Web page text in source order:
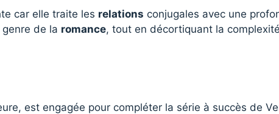
car elle traite les relations conjugales avec une
de la romance, tout en décortiquant la
est engagée pour compléter la série à succès de